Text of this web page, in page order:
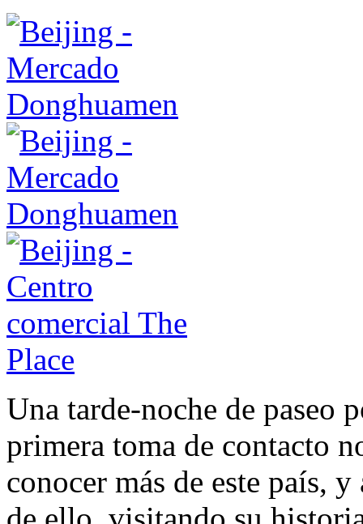
Una tarde-noche de paseo
primera toma de contacto
conocer más de este país,